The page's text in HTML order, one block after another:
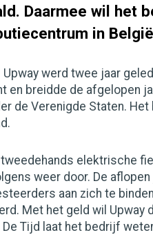
Daarmee wil het
in
Upway werd twee jaar
en breidde de afgelopen
de Verenigde Staten.
elektrische
weer door. De
aan zich te
Met het geld wil Upway
De Tijd laat het bedrijf